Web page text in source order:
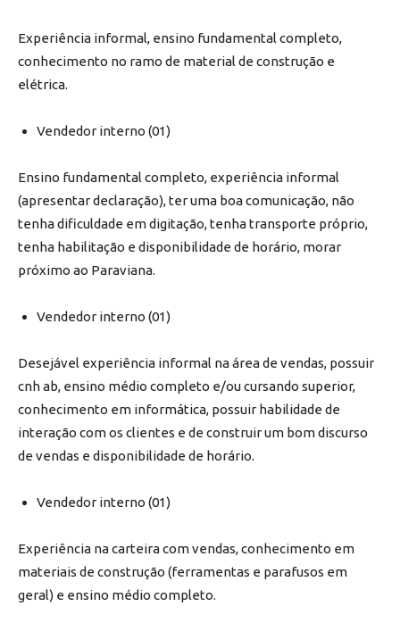
Experiência informal, ensino fundamental completo,
conhecimento no ramo de material de construção e
elétrica.
Vendedor interno (01)
Ensino fundamental completo, experiência informal
(apresentar declaração), ter uma boa comunicação, não
tenha dificuldade em digitação, tenha transporte próprio,
tenha habilitação e disponibilidade de horário, morar
próximo ao Paraviana.
Vendedor interno (01)
Desejável experiência informal na área de vendas, possuir
cnh ab, ensino médio completo e/ou cursando superior,
conhecimento em informática, possuir habilidade de
interação com os clientes e de construir um bom discurso
de vendas e disponibilidade de horário.
Vendedor interno (01)
Experiência na carteira com vendas, conhecimento em
materiais de construção (ferramentas e parafusos em
geral) e ensino médio completo.